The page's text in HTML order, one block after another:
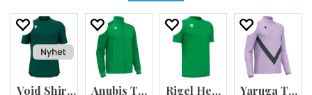
Void Shirt Shortsleeve Anubis Travel Full Zip Top Rigel Hero Shirt SS Yaruga Training 1/4 Zip Top